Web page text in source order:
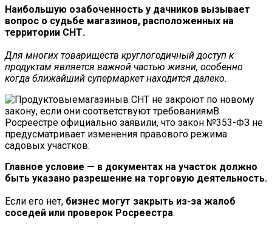
Наибольшую озабоченность у дачников вызывает
вопрос о судьбе магазинов, расположенных на
территории СНТ.
Для многих товариществ круглогодичный доступ к
продуктам является важной частью жизни, особенно
когда ближайший супермаркет находится далеко.
Главное условие — в документах на участок должно
быть указано разрешение на торговую деятельность.
Если его нет, бизнес могут закрыть из-за жалоб
соседей или проверок Росреестра.